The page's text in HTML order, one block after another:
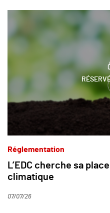
Réglementation
L’EDC cherche sa
climatique
07/07/26